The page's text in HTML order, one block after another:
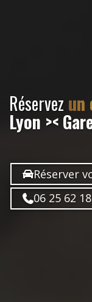
Réservez un
Lyon ><
Réserver
06 25 62